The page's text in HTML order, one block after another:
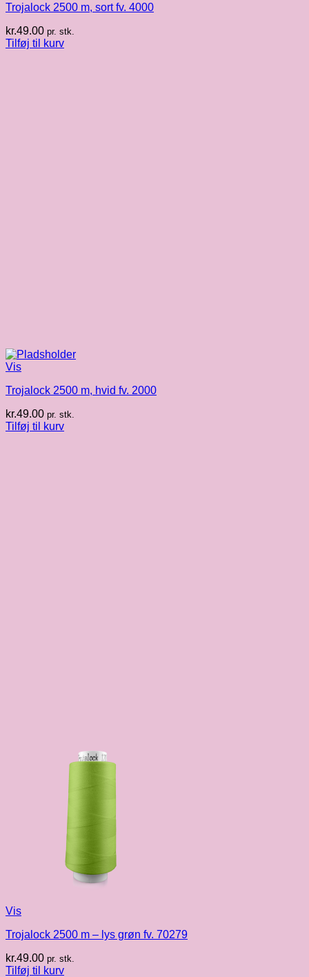
Trojalock 2500 m, sort fv. 4000
kr.49.00 pr. stk.
Tilføj til kurv
Vis
Trojalock 2500 m, hvid fv. 2000
kr.49.00 pr. stk.
Tilføj til kurv
Vis
Trojalock 2500 m – lys grøn fv. 70279
kr.49.00 pr. stk.
Tilføj til kurv